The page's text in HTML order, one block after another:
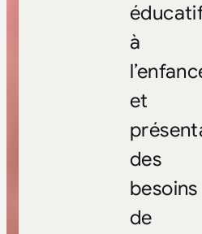
à
et
des
besoins
de